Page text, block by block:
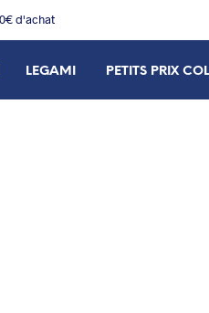
d'achat
LEGAMI PETITS PRIX